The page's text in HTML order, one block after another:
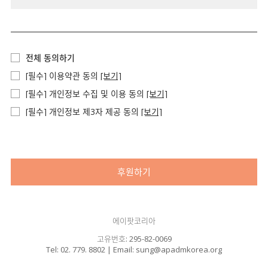
전체 동의하기
[필수] 이용약관 동의 [보기]
[필수] 개인정보 수집 및 이용 동의 [보기]
[필수] 개인정보 제3자 제공 동의 [보기]
후원하기
에이팟코리아
고유번호: 295-82-0069
Tel: 02. 779. 8802 | Email: sung@apadmkorea.org